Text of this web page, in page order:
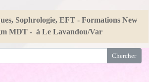
Sophrologie, EFT - Formations New
MDT - à Le Lavandou/Var